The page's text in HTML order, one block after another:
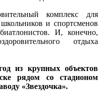
комплекс для
и спортсменов
И, конечно,
отдыха
из крупных объектов
рядом со стадионом
«Звездочка».